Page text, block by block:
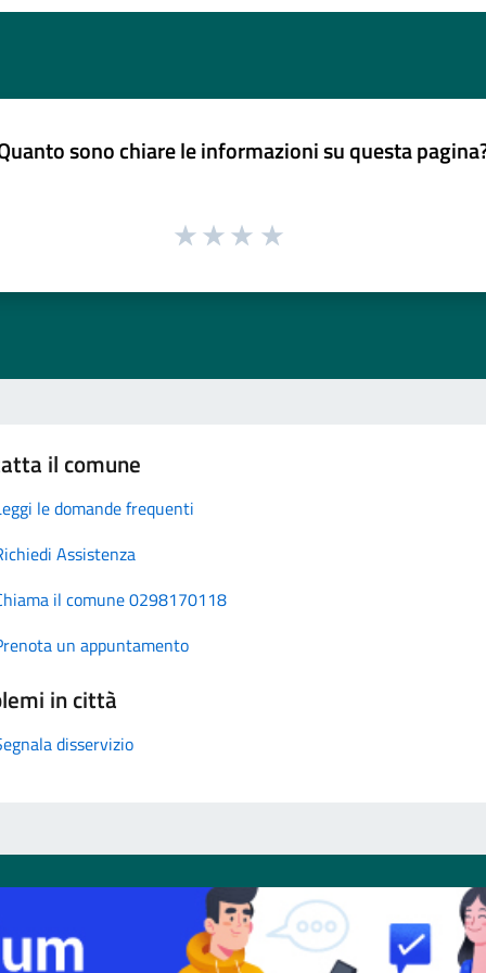
sono chiare le informazioni su questa
il comune
le domande frequenti
Assistenza
il comune 0298170118
un appuntamento
in città
disservizio